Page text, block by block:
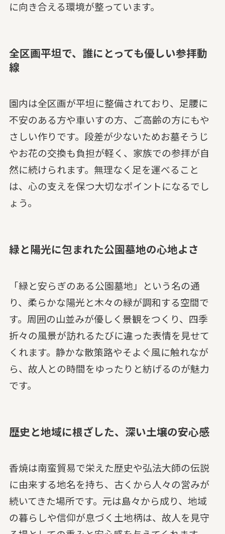
に向き合える環境が整っています。
全区画平坦で、誰にとっても優しい参拝動
線
園内は全区画が平坦に整備されており、足腰に
不安のある方や車いすの方、ご高齢の方にもや
さしい作りです。段差が少ないためお墓そうじ
やお花の交換も負担が軽く、家族での参拝が自
然に続けられます。無理なく足を運べること
は、心の支えを保つ大切なポイントになるでし
ょう。
緑と陽光に包まれた公園墓地の心地よさ
「緑と安らぎのある公園墓地」という名の通
り、柔らかな陽光と木々の緑が調和する空間で
す。周囲の山並みが優しく景観をつくり、四季
折々の風景が訪れるたびに違った表情を見せて
くれます。静かな散策路やそよぐ風に触れなが
ら、故人との時間をゆったりと紡げるのが魅力
です。
歴史と地域に根ざした、深い土壌の安心感
香焼は南蛮貿易で栄えた歴史や弘法大師の伝説
に由来する地名を持ち、古くから人々の営みが
続いてきた場所です。元は島々から成り、地域
の暮らしや信仰が息づく土地柄は、故人を見守